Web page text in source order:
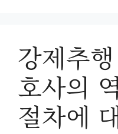
강제추
호사의
절차에